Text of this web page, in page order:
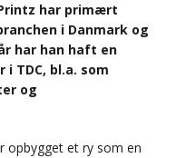
har primært
i Danmark og
har han haft en
TDC, bl.a. som
og
opbygget et ry som en